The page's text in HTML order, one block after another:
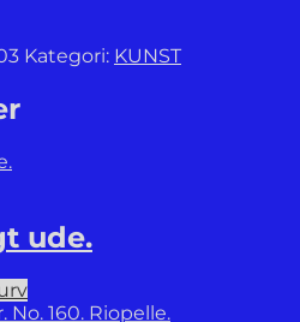
Kategori: KUNST
ude.